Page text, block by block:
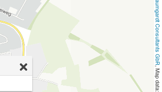
Baumgardt Consultants GbR
, Map data: ©